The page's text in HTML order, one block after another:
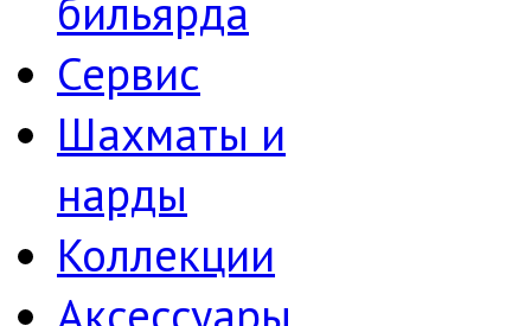
бильярда
Сервис
Шахматы и
нарды
Коллекции